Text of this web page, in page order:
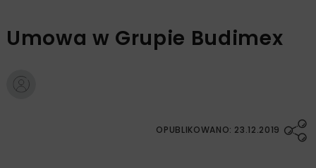
Umowa w Grupie Budimex
OPUBLIKOWANO: 23.12.2019